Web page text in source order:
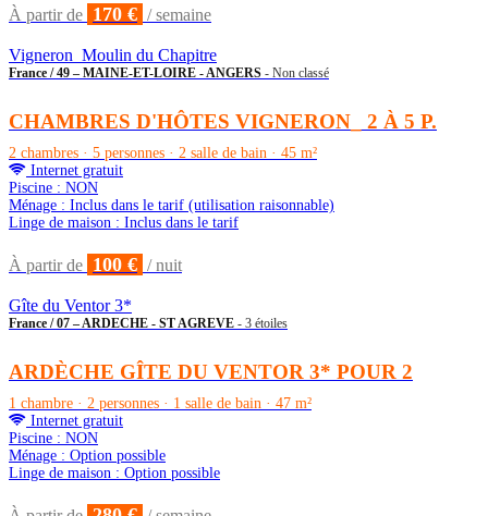
À partir de 170 € / semaine
Vigneron_Moulin du Chapitre
France / 49 – MAINE-ET-LOIRE - ANGERS - Non classé
CHAMBRES D'HÔTES VIGNERON_ 2 À 5 P.
2 chambres · 5 personnes · 2 salle de bain · 45 m²
Internet gratuit
Piscine : NON
Ménage : Inclus dans le tarif (utilisation raisonnable)
Linge de maison : Inclus dans le tarif
À partir de 100 € / nuit
Gîte du Ventor 3*
France / 07 – ARDECHE - ST AGREVE - 3 étoiles
ARDÈCHE GÎTE DU VENTOR 3* POUR 2
1 chambre · 2 personnes · 1 salle de bain · 47 m²
Internet gratuit
Piscine : NON
Ménage : Option possible
Linge de maison : Option possible